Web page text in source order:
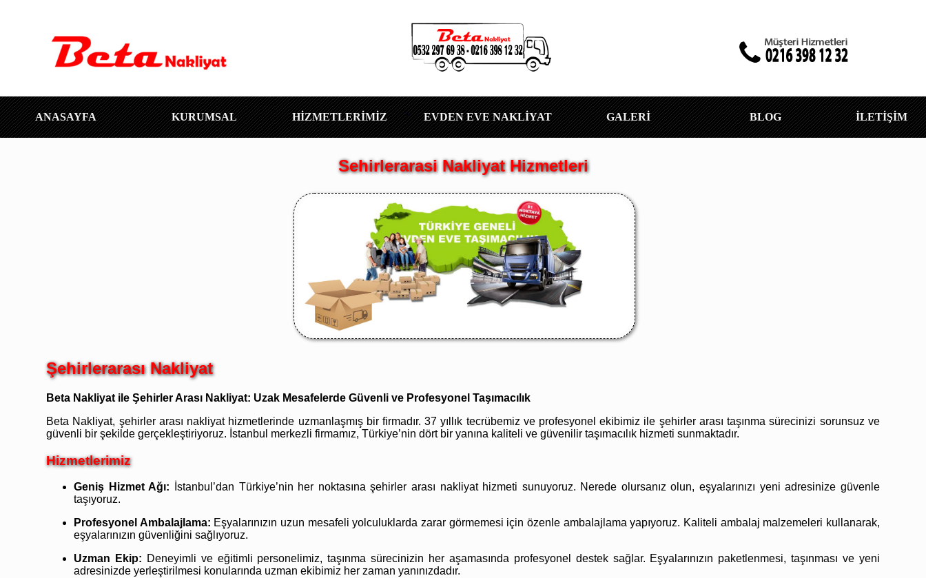
ANASAYFA KURUMSAL HİZMETLERİMİZ EVDEN EVE NAKLİYAT GALERİ BLOG İLETİŞİM
Sehirlerarasi Nakliyat Hizmetleri
Şehirlerarası Nakliyat
Beta Nakliyat ile Şehirler Arası Nakliyat: Uzak Mesafelerde Güvenli ve Profesyonel Taşımacılık
Beta Nakliyat, şehirler arası nakliyat hizmetlerinde uzmanlaşmış bir firmadır. 37 yıllık tecrübemiz ve profesyonel ekibimiz ile şehirler arası taşınma sürecinizi sorunsuz ve
güvenli bir şekilde gerçekleştiriyoruz. İstanbul merkezli firmamız, Türkiye’nin dört bir yanına kaliteli ve güvenilir taşımacılık hizmeti sunmaktadır.
Hizmetlerimiz
Geniş Hizmet Ağı: İstanbul’dan Türkiye’nin her noktasına şehirler arası nakliyat hizmeti sunuyoruz. Nerede olursanız olun, eşyalarınızı yeni adresinize güvenle
taşıyoruz.
Profesyonel Ambalajlama: Eşyalarınızın uzun mesafeli yolculuklarda zarar görmemesi için özenle ambalajlama yapıyoruz. Kaliteli ambalaj malzemeleri kullanarak,
eşyalarınızın güvenliğini sağlıyoruz.
Uzman Ekip: Deneyimli ve eğitimli personelimiz, taşınma sürecinizin her aşamasında profesyonel destek sağlar. Eşyalarınızın paketlenmesi, taşınması ve yeni
adresinizde yerleştirilmesi konularında uzman ekibimiz her zaman yanınızdadır.